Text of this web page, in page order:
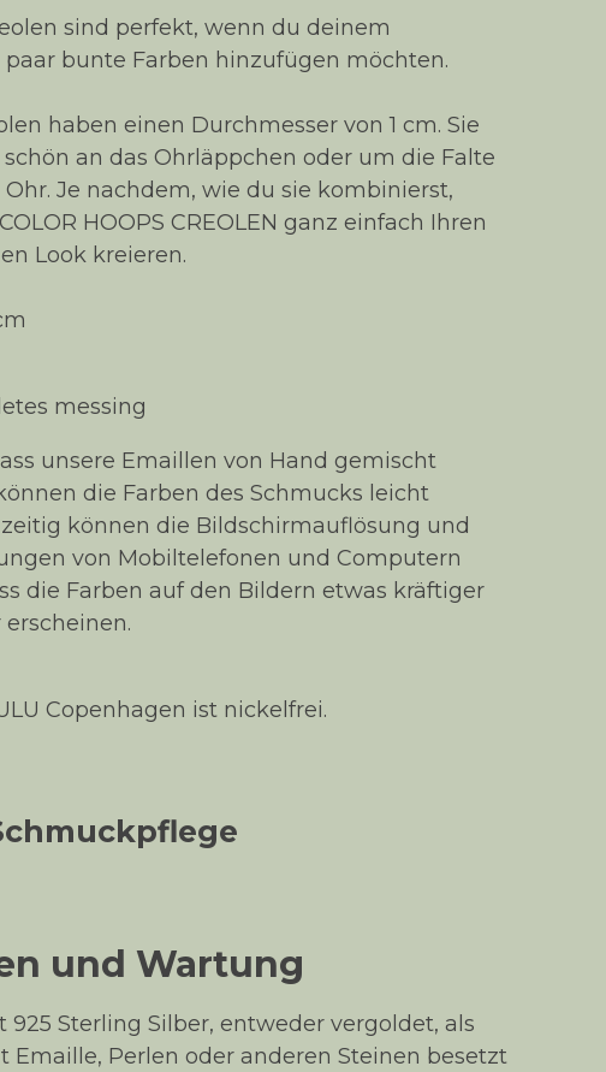
sind perfekt, wenn du deinem
bunte Farben hinzufügen möchten.
haben einen Durchmesser von 1 cm. Sie
an das Ohrläppchen oder um die Falte
Je nachdem, wie du sie kombinierst,
HOOPS CREOLEN ganz einfach Ihren
Look kreieren.
messing
unsere Emaillen von Hand gemischt
die Farben des Schmucks leicht
können die Bildschirmauflösung und
von Mobiltelefonen und Computern
die Farben auf den Bildern etwas kräftiger
Copenhagen ist nickelfrei.
und Wartung
Sterling Silber, entweder vergoldet, als
Emaille, Perlen oder anderen Steinen besetzt